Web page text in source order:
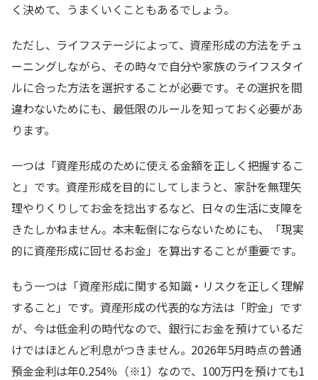
く決めて、うまくいくこともあるでしょう。
ただし、ライフステージによって、資産形成の方法をチュ
ーニングしながら、その時々で自分や家族のライフスタイ
ルに合った方法を選択することが必要です。その選択を間
違わないためにも、最低限のルールを知っておく必要があ
ります。
一つは「資産形成のために使える金額を正しく把握するこ
と」です。資産形成を目的にしてしまうと、家計を無理矢
理やりくりしてお金を捻出するなど、日々の生活に支障を
きたしかねません。本末転倒にならないためにも、「現実
的に資産形成に回せるお金」を算出することが重要です。
もう一つは「資産形成に関する知識・リスクを正しく理解
すること」です。資産形成の代表的な方法は「貯金」です
が、今は低金利の時代なので、銀行にお金を預けているだ
けではほとんど利息がつきません。2026年5月時点の普通
預金金利は年0.254％（※1）なので、100万円を預けても1